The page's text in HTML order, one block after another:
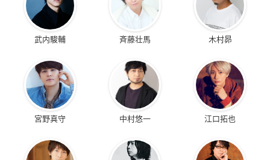
武内駿輔 斉藤壮馬 木村昴
宮野真守 中村悠一 江口拓也